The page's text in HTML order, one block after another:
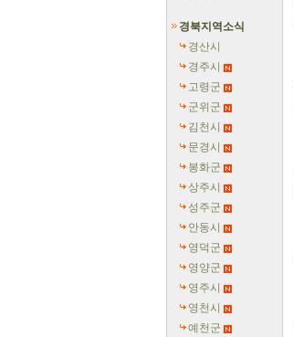
경북지역소식
경산시
경주시
고령군
군위군
김천시
문경시
봉화군
상주시
성주군
안동시
영덕군
영양군
영주시
영천시
예천군